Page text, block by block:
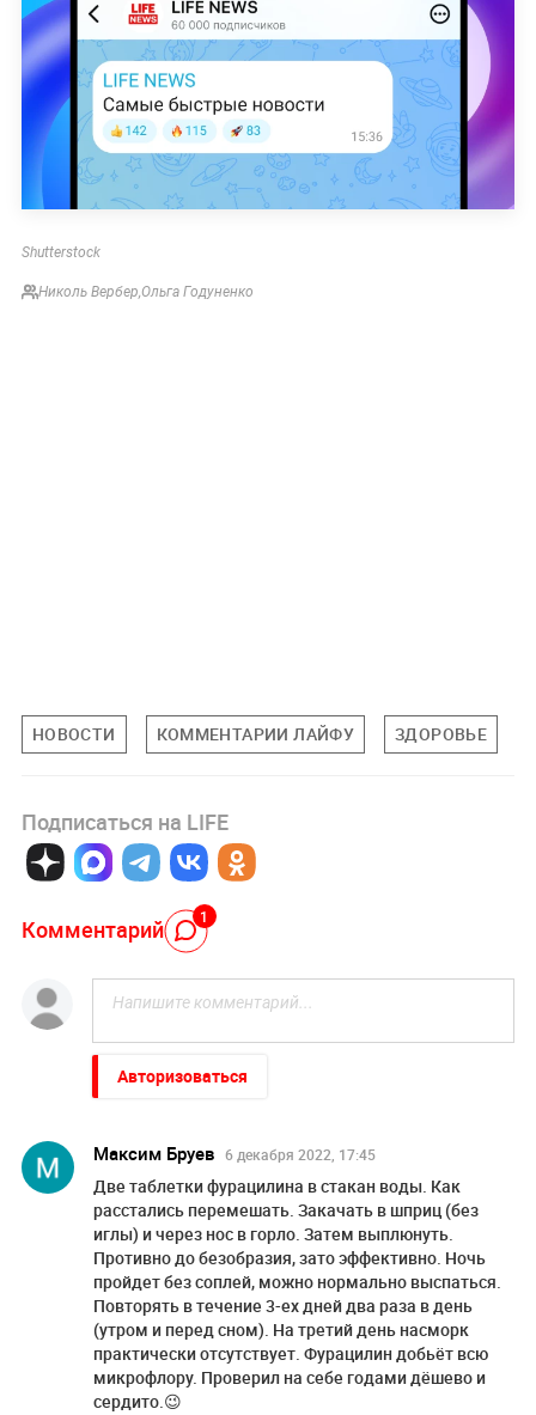
Shutterstock
Николь Вербер Ольга Годуненко
НОВОСТИ КОММЕНТАРИИ ЛАЙФУ ЗДОРОВЬЕ
Подписаться на LIFE
Комментарий 1
Авторизоваться
Максим Бруев 6 декабря 2022, 17:45
Две таблетки фурацилина в стакан воды. Как
расстались перемешать. Закачать в шприц (без
иглы) и через нос в горло. Затем выплюнуть.
Противно до безобразия, зато эффективно. Ночь
пройдет без соплей, можно нормально выспаться.
Повторять в течение 3-ех дней два раза в день
(утром и перед сном). На третий день насморк
практически отсутствует. Фурацилин добьёт всю
микрофлору. Проверил на себе годами дёшево и
сердито.😉